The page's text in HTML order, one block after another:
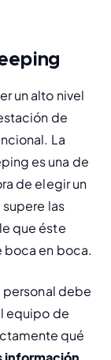
un alto nivel
de
La
es una de
de elegir un
las
que éste
boca en boca.
personal debe
equipo de
qué